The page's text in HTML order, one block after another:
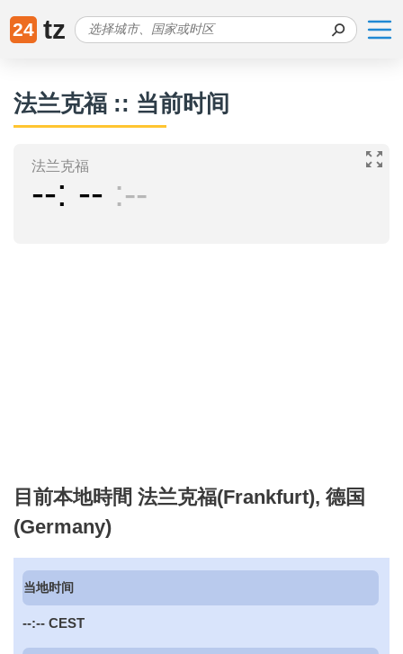
24 tz
法兰克福 :: 当前时间
法兰克福
-- -- --
目前本地時間 法兰克福(Frankfurt), 德国
(Germany)
当地时间
--:-- CEST